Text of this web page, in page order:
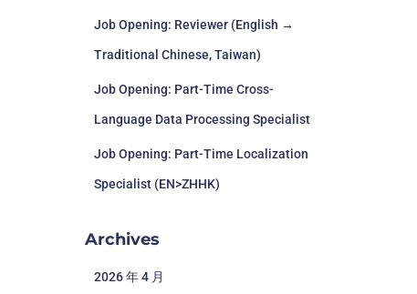
Job Opening: Reviewer (English →
Traditional Chinese, Taiwan)
Job Opening: Part-Time Cross-
Language Data Processing Specialist
Job Opening: Part-Time Localization
Specialist (EN>ZHHK)
Archives
2026 年 4 月